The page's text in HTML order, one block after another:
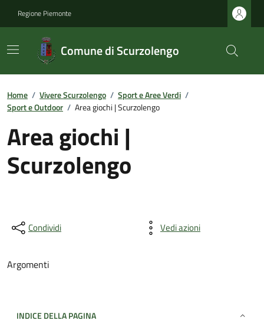
Regione Piemonte
Comune di Scurzolengo
Home / Vivere Scurzolengo / Sport e Aree Verdi /
Sport e Outdoor / Area giochi | Scurzolengo
Area giochi |
Scurzolengo
Condividi Vedi azioni
Argomenti
INDICE DELLA PAGINA